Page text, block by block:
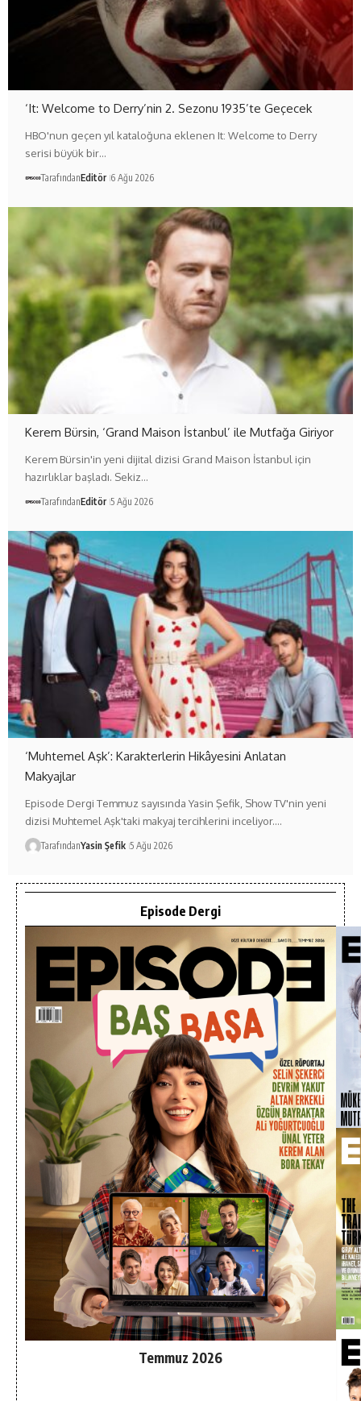
‘It: Welcome to Derry’nin 2. Sezonu 1935’te Geçecek
HBO'nun geçen yıl kataloğuna eklenen It: Welcome to Derry
serisi büyük bir…
TarafındanEditör 6 Ağu 2026
Kerem Bürsin, ‘Grand Maison İstanbul’ ile Mutfağa Giriyor
Kerem Bürsin'in yeni dijital dizisi Grand Maison İstanbul için
hazırlıklar başladı. Sekiz…
TarafındanEditör 5 Ağu 2026
‘Muhtemel Aşk’: Karakterlerin Hikâyesini Anlatan
Makyajlar
Episode Dergi Temmuz sayısında Yasin Şefik, Show TV'nin yeni
dizisi Muhtemel Aşk'taki makyaj tercihlerini inceliyor.…
TarafındanYasin Şefik 5 Ağu 2026
Episode Dergi
Temmuz 2026